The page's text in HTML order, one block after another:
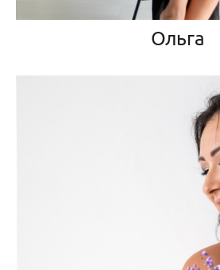
Ольга